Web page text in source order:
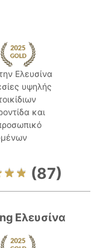
Ελευσίνα
υψηλής
και
(87)
Ελευσίνα